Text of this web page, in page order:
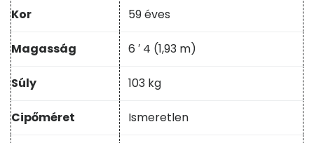
Kor 59 éves
Magasság 6 ′ 4 (1,93 m)
Súly 103 kg
Cipőméret Ismeretlen